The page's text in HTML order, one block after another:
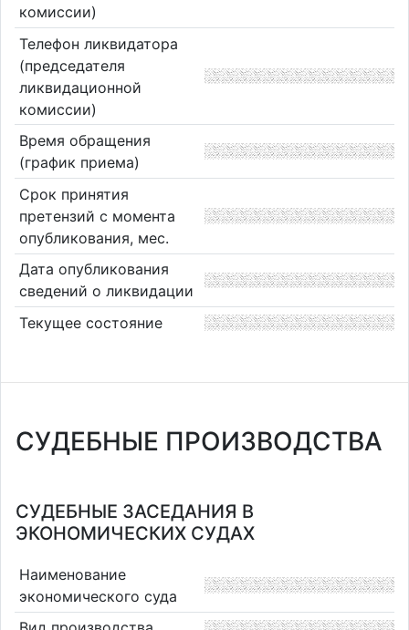
комиссии)
Телефон ликвидатора
(председателя
ликвидационной
комиссии)
Время обращения
(график приема)
Срок принятия
претензий с момента
опубликования, мес.
Дата опубликования
сведений о ликвидации
Текущее состояние
СУДЕБНЫЕ ПРОИЗВОДСТВА
СУДЕБНЫЕ ЗАСЕДАНИЯ В
ЭКОНОМИЧЕСКИХ СУДАХ
Наименование
экономического суда